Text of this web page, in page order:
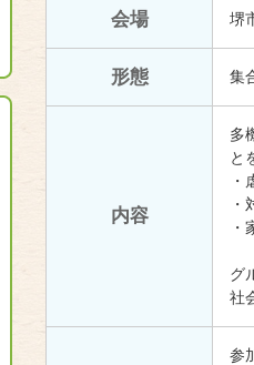
会場 堺
形態 集
内容
多
と
グ
社
参